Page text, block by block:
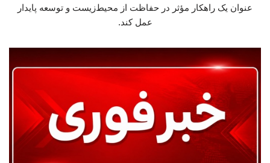
عنوان یک راهکار مؤثر در حفاظت از محیط‌زیست و توسعه پایدار
عمل کند.